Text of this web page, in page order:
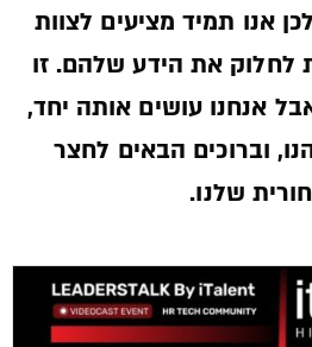
אנו תמיד מציעים לצוות
לחלוק את הידע שלהם. זו
אנחנו עושים אותה יחד,
וברוכים הבאים לחצר
שלנו.­